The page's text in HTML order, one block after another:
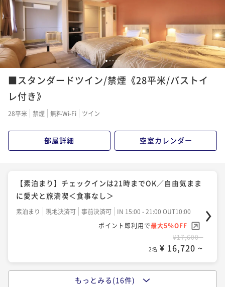
12 345
■スタンダードツイン/禁煙《28平米/バストイ
レ付き》
28平米 禁煙 無料Wi-Fi ツイン
部屋詳細 空室カレンダー
【素泊まり】チェックインは21時までOK／自由気まま
に愛犬と旅満喫＜食事なし＞
素泊まり 現地決済可 事前決済可
IN 15:00 - 21:00 OUT10:00
ポイント即利用で最大5％OFF
¥17,600~
2名 ¥ 16,720 ~
【朝食付き】21時までチェックインOK／高原野菜を使
もっとみる(16件)